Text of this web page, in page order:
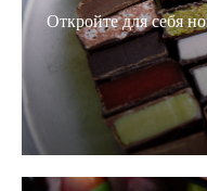
Откройте для себя